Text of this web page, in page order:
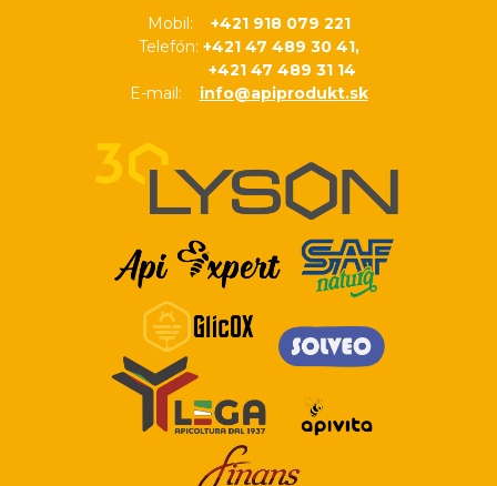
Mobil: +421 918 079 221
Telefón: +421 47 489 30 41,
+421 47 489 31 14
E-mail: info@apiprodukt.sk